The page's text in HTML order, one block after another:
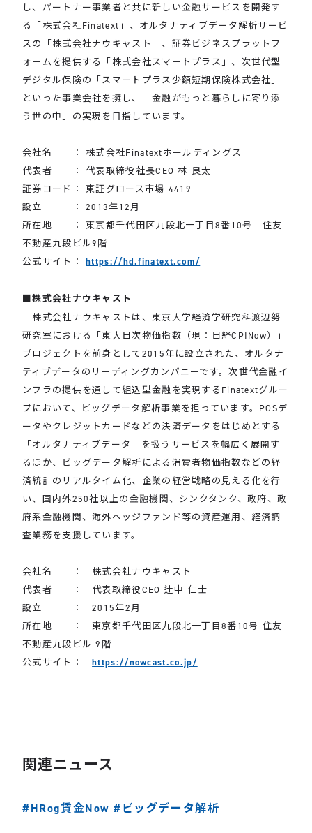
し、パートナー事業者と共に新しい金融サービスを開発す
る「株式会社Finatext」、オルタナティブデータ解析サービ
スの「株式会社ナウキャスト」、証券ビジネスプラットフ
ォームを提供する「株式会社スマートプラス」、次世代型
デジタル保険の「スマートプラス少額短期保険株式会社」
といった事業会社を擁し、「金融がもっと暮らしに寄り添
う世の中」の実現を目指しています。
会社名 ： 株式会社Finatextホールディングス
代表者 ： 代表取締役社長CEO 林 良太
証券コード： 東証グロース市場 4419
設立 ： 2013年12月
所在地 ： 東京都千代田区九段北一丁目8番10号 住友
不動産九段ビル9階
公式サイト：https://hd.finatext.com/
■株式会社ナウキャスト
株式会社ナウキャストは、東京大学経済学研究科渡辺努
研究室における「東大日次物価指数（現：日経CPINow）」
プロジェクトを前身として2015年に設立された、オルタナ
ティブデータのリーディングカンパニーです。次世代金融イ
ンフラの提供を通して組込型金融を実現するFinatextグルー
プにおいて、ビッグデータ解析事業を担っています。POSデ
ータやクレジットカードなどの決済データをはじめとする
「オルタナティブデータ」を扱うサービスを幅広く展開す
るほか、ビッグデータ解析による消費者物価指数などの経
済統計のリアルタイム化、企業の経営戦略の見える化を行
い、国内外250社以上の金融機関、シンクタンク、政府、政
府系金融機関、海外ヘッジファンド等の資産運用、経済調
査業務を支援しています。
会社名 ： 株式会社ナウキャスト
代表者 ： 代表取締役CEO 辻中 仁士
設立 ： 2015年2月
所在地 ： 東京都千代田区九段北一丁目8番10号 住友
不動産九段ビル 9階
公式サイト：https://nowcast.co.jp/
関連ニュース
#HRog賃金Now #ビッグデータ解析